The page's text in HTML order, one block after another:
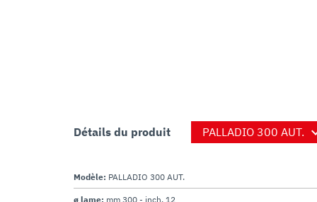
Détails du produit
Modèle: PALLADIO 300 AUT.
ø lame: mm 300 - inch. 12